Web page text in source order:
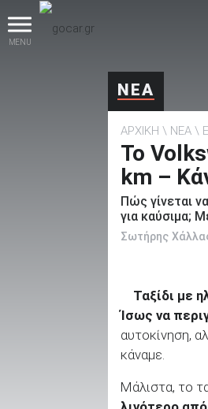
MENU
ΝΕΑ
ΑΡΧΙΚΗ ΝΕΑ
Το
km –
Πώς γίνεται
για καύσιμα;
Σωτήρης
Ταξίδι με
Ίσως να
αυτοκίνηση,
κάναμε.
Μάλιστα, το